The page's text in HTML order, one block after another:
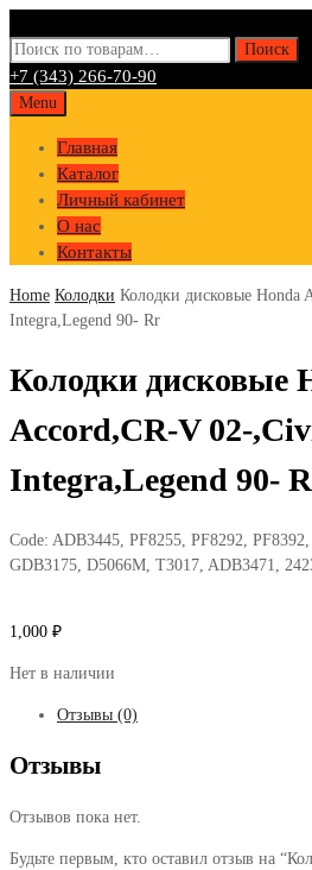
Искать: Поиск
+7 (343) 266-70-90
Skip
content
Menu
Главная
Каталог
Личный кабинет
О нас
Контакты
Home Колодки Колодки дисковые Honda
Integra,Legend 90- Rr
Колодки дисковые
Accord,CR-V 02-
Integra,Legend 90-
Code: ADB3445, PF8255, PF8292,
GDB3175, D5066M, T3017, ADB3471,
1,000 ₽
Нет в наличии
Отзывы (0)
Отзывы
Отзывов пока нет.
Будьте первым, кто оставил отзыв на